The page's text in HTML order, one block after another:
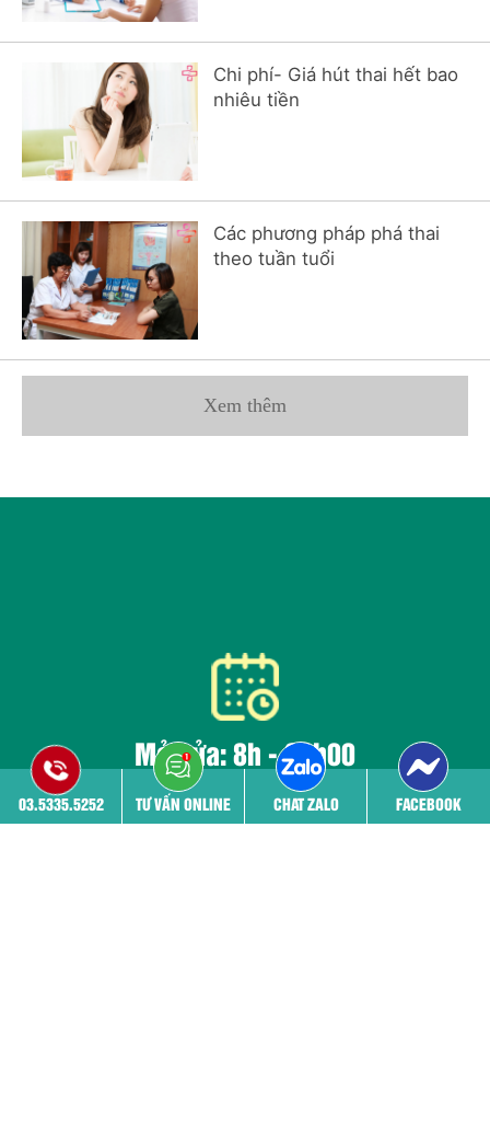
Chi phí- Giá hút thai hết bao
nhiêu tiền
Các phương pháp phá thai
theo tuần tuổi
Xem thêm
Mở cửa: 8h - 20h00
Tất cả các ngày trong tuần kể cả ngày nghỉ lễ
03.5335.5252 TƯ VẤN ONLINE CHAT ZALO FACEBOOK